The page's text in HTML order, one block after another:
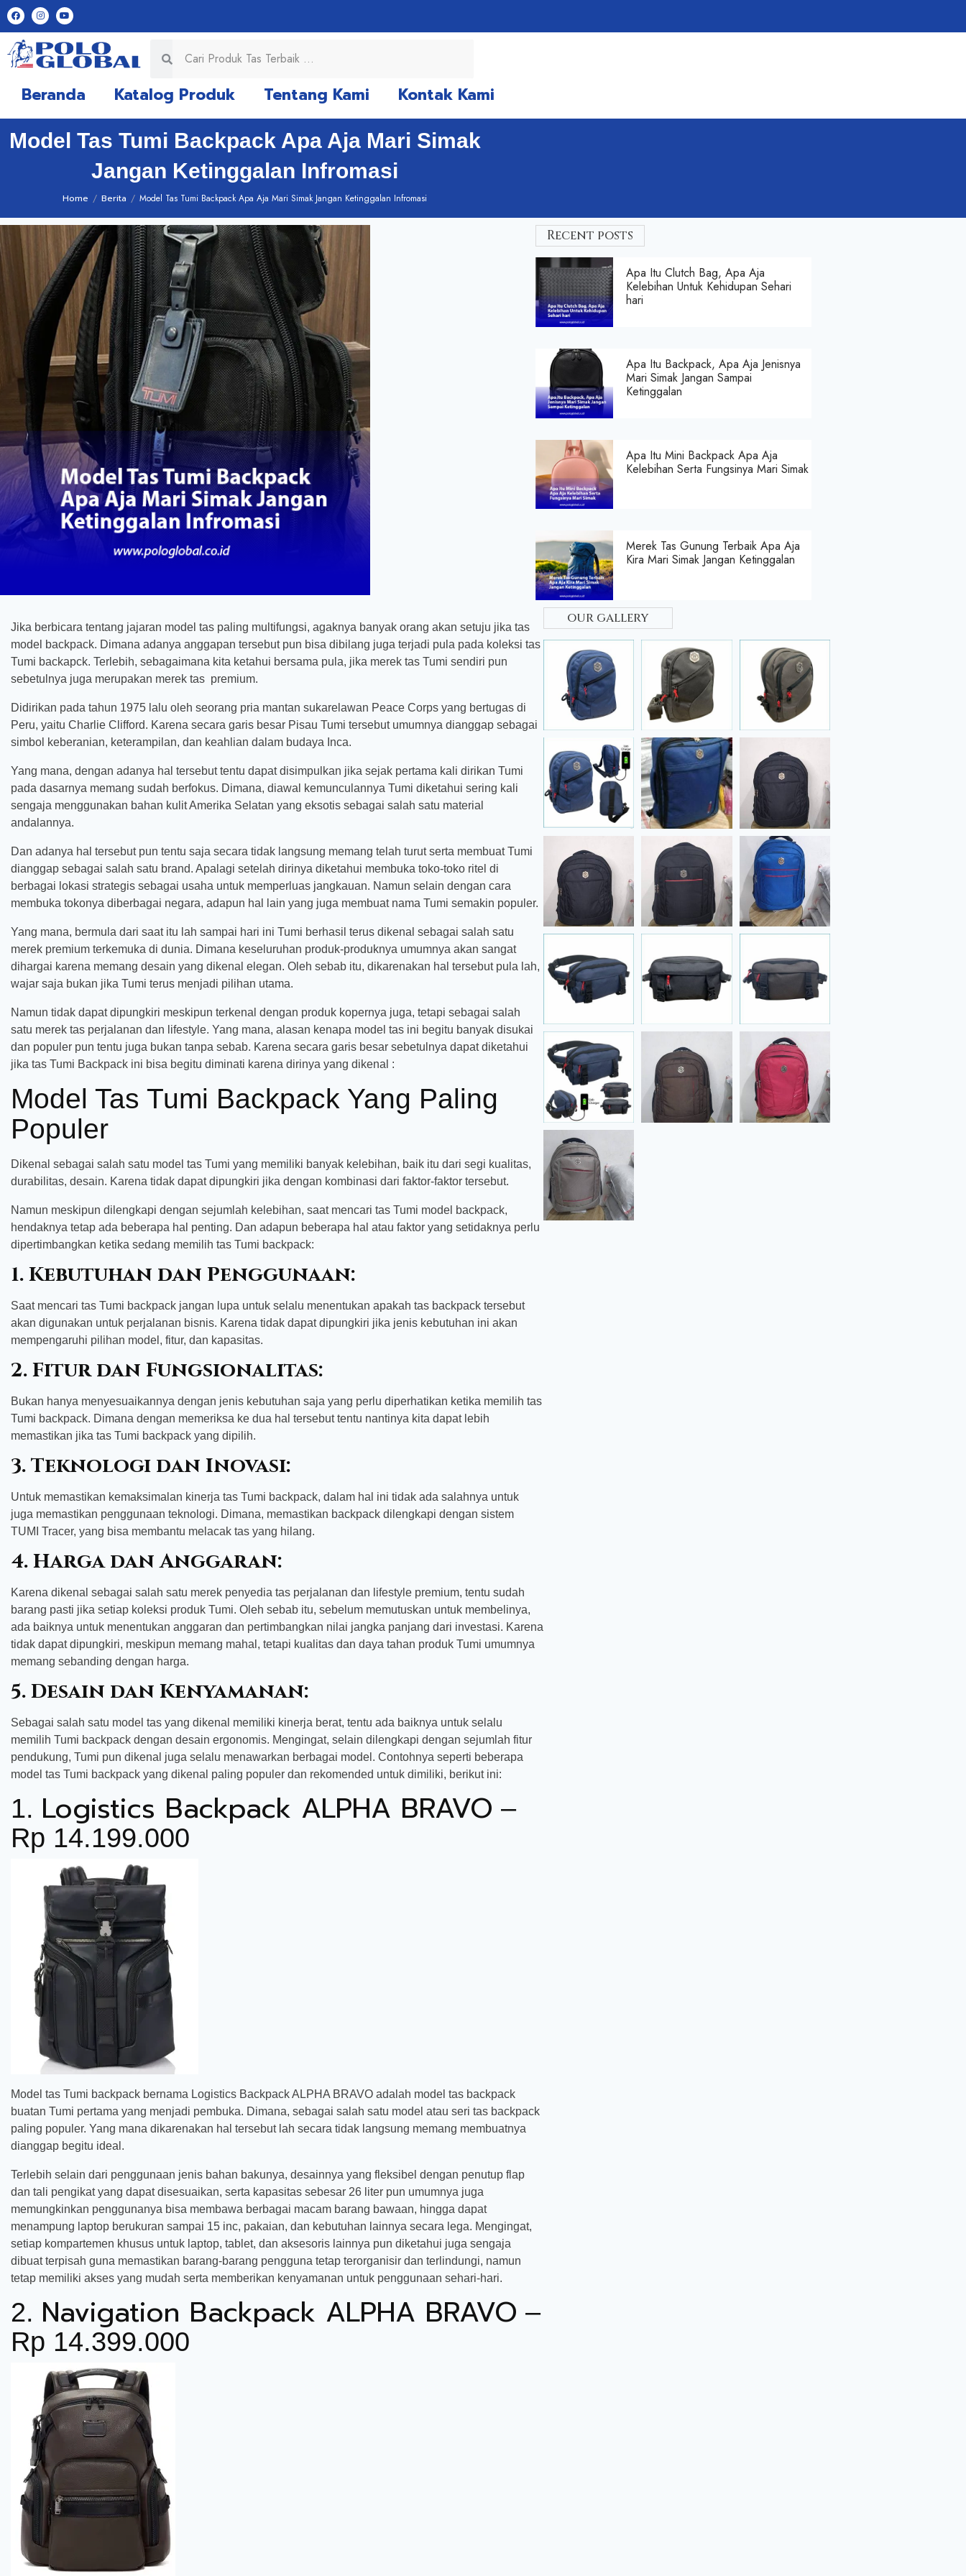
Beranda Katalog Produk Tentang Kami Kontak Kami
Model Tas Tumi Backpack Apa Aja Mari Simak
Jangan Ketinggalan Infromasi
Home / Berita / Model Tas Tumi Backpack Apa Aja Mari Simak Jangan Ketinggalan Infromasi
Recent posts
Apa Itu Clutch Bag, Apa Aja
Kelebihan Untuk Kehidupan Sehari
hari
Apa Itu Backpack, Apa Aja Jenisnya
Mari Simak Jangan Sampai
Ketinggalan
Apa Itu Mini Backpack Apa Aja
Kelebihan Serta Fungsinya Mari Simak
Merek Tas Gunung Terbaik Apa Aja
Kira Mari Simak Jangan Ketinggalan
Jika berbicara tentang jajaran model tas paling multifungsi, agaknya banyak orang akan setuju jika tas
model backpack. Dimana adanya anggapan tersebut pun bisa dibilang juga terjadi pula pada koleksi tas
Tumi backapck. Terlebih, sebagaimana kita ketahui bersama pula, jika merek tas Tumi sendiri pun
sebetulnya juga merupakan merek tas premium.
Didirikan pada tahun 1975 lalu oleh seorang pria mantan sukarelawan Peace Corps yang bertugas di
Peru, yaitu Charlie Clifford. Karena secara garis besar Pisau Tumi tersebut umumnya dianggap sebagai
simbol keberanian, keterampilan, dan keahlian dalam budaya Inca.
Yang mana, dengan adanya hal tersebut tentu dapat disimpulkan jika sejak pertama kali dirikan Tumi
pada dasarnya memang sudah berfokus. Dimana, diawal kemunculannya Tumi diketahui sering kali
sengaja menggunakan bahan kulit Amerika Selatan yang eksotis sebagai salah satu material
andalannya.
Dan adanya hal tersebut pun tentu saja secara tidak langsung memang telah turut serta membuat Tumi
dianggap sebagai salah satu brand. Apalagi setelah dirinya diketahui membuka toko-toko ritel di
berbagai lokasi strategis sebagai usaha untuk memperluas jangkauan. Namun selain dengan cara
membuka tokonya diberbagai negara, adapun hal lain yang juga membuat nama Tumi semakin populer.
Yang mana, bermula dari saat itu lah sampai hari ini Tumi berhasil terus dikenal sebagai salah satu
merek premium terkemuka di dunia. Dimana keseluruhan produk-produknya umumnya akan sangat
dihargai karena memang desain yang dikenal elegan. Oleh sebab itu, dikarenakan hal tersebut pula lah,
wajar saja bukan jika Tumi terus menjadi pilihan utama.
Namun tidak dapat dipungkiri meskipun terkenal dengan produk kopernya juga, tetapi sebagai salah
satu merek tas perjalanan dan lifestyle. Yang mana, alasan kenapa model tas ini begitu banyak disukai
dan populer pun tentu juga bukan tanpa sebab. Karena secara garis besar sebetulnya dapat diketahui
jika tas Tumi Backpack ini bisa begitu diminati karena dirinya yang dikenal :
Model Tas Tumi Backpack Yang Paling
Populer
Dikenal sebagai salah satu model tas Tumi yang memiliki banyak kelebihan, baik itu dari segi kualitas,
durabilitas, desain. Karena tidak dapat dipungkiri jika dengan kombinasi dari faktor-faktor tersebut.
Namun meskipun dilengkapi dengan sejumlah kelebihan, saat mencari tas Tumi model backpack,
hendaknya tetap ada beberapa hal penting. Dan adapun beberapa hal atau faktor yang setidaknya perlu
dipertimbangkan ketika sedang memilih tas Tumi backpack:
1. Kebutuhan dan Penggunaan:
Saat mencari tas Tumi backpack jangan lupa untuk selalu menentukan apakah tas backpack tersebut
akan digunakan untuk perjalanan bisnis. Karena tidak dapat dipungkiri jika jenis kebutuhan ini akan
mempengaruhi pilihan model, fitur, dan kapasitas.
2. Fitur dan Fungsionalitas:
Bukan hanya menyesuaikannya dengan jenis kebutuhan saja yang perlu diperhatikan ketika memilih tas
Tumi backpack. Dimana dengan memeriksa ke dua hal tersebut tentu nantinya kita dapat lebih
memastikan jika tas Tumi backpack yang dipilih.
3. Teknologi dan Inovasi:
Untuk memastikan kemaksimalan kinerja tas Tumi backpack, dalam hal ini tidak ada salahnya untuk
juga memastikan penggunaan teknologi. Dimana, memastikan backpack dilengkapi dengan sistem
TUMI Tracer, yang bisa membantu melacak tas yang hilang.
4. Harga dan Anggaran:
Karena dikenal sebagai salah satu merek penyedia tas perjalanan dan lifestyle premium, tentu sudah
barang pasti jika setiap koleksi produk Tumi. Oleh sebab itu, sebelum memutuskan untuk membelinya,
ada baiknya untuk menentukan anggaran dan pertimbangkan nilai jangka panjang dari investasi. Karena
tidak dapat dipungkiri, meskipun memang mahal, tetapi kualitas dan daya tahan produk Tumi umumnya
memang sebanding dengan harga.
5. Desain dan Kenyamanan:
Sebagai salah satu model tas yang dikenal memiliki kinerja berat, tentu ada baiknya untuk selalu
memilih Tumi backpack dengan desain ergonomis. Mengingat, selain dilengkapi dengan sejumlah fitur
pendukung, Tumi pun dikenal juga selalu menawarkan berbagai model. Contohnya seperti beberapa
model tas Tumi backpack yang dikenal paling populer dan rekomended untuk dimiliki, berikut ini:
1. Logistics Backpack ALPHA BRAVO –
Rp 14.199.000
Model tas Tumi backpack bernama Logistics Backpack ALPHA BRAVO adalah model tas backpack
buatan Tumi pertama yang menjadi pembuka. Dimana, sebagai salah satu model atau seri tas backpack
paling populer. Yang mana dikarenakan hal tersebut lah secara tidak langsung memang membuatnya
dianggap begitu ideal.
Terlebih selain dari penggunaan jenis bahan bakunya, desainnya yang fleksibel dengan penutup flap
dan tali pengikat yang dapat disesuaikan, serta kapasitas sebesar 26 liter pun umumnya juga
memungkinkan penggunanya bisa membawa berbagai macam barang bawaan, hingga dapat
menampung laptop berukuran sampai 15 inc, pakaian, dan kebutuhan lainnya secara lega. Mengingat,
setiap kompartemen khusus untuk laptop, tablet, dan aksesoris lainnya pun diketahui juga sengaja
dibuat terpisah guna memastikan barang-barang pengguna tetap terorganisir dan terlindungi, namun
tetap memiliki akses yang mudah serta memberikan kenyamanan untuk penggunaan sehari-hari.
2. Navigation Backpack ALPHA BRAVO –
Rp 14.399.000
our gallery